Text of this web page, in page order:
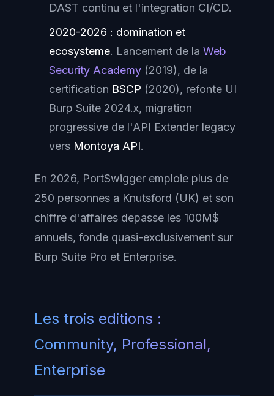
DAST continu et l'integration CI/CD.
2020-2026 : domination et
ecosysteme. Lancement de la Web
Security Academy (2019), de la
certification BSCP (2020), refonte UI
Burp Suite 2024.x, migration
progressive de l'API Extender legacy
vers Montoya API.
En 2026, PortSwigger emploie plus de
250 personnes a Knutsford (UK) et son
chiffre d'affaires depasse les 100M$
annuels, fonde quasi-exclusivement sur
Burp Suite Pro et Enterprise.
Les trois editions :
Community, Professional,
Enterprise